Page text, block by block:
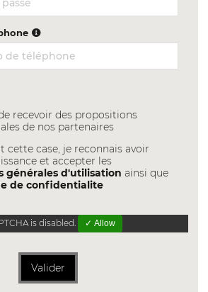
recevoir des propositions
de nos partenaires
cette case, je reconnais avoir
et accepter les
générales d'utilisation ainsi que
de confidentialite
is disabled. ✓ Allow
Valider